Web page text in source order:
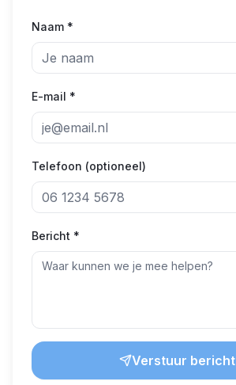
Naam *
E-mail *
Telefoon (optioneel)
Bericht *
Verstuur bericht